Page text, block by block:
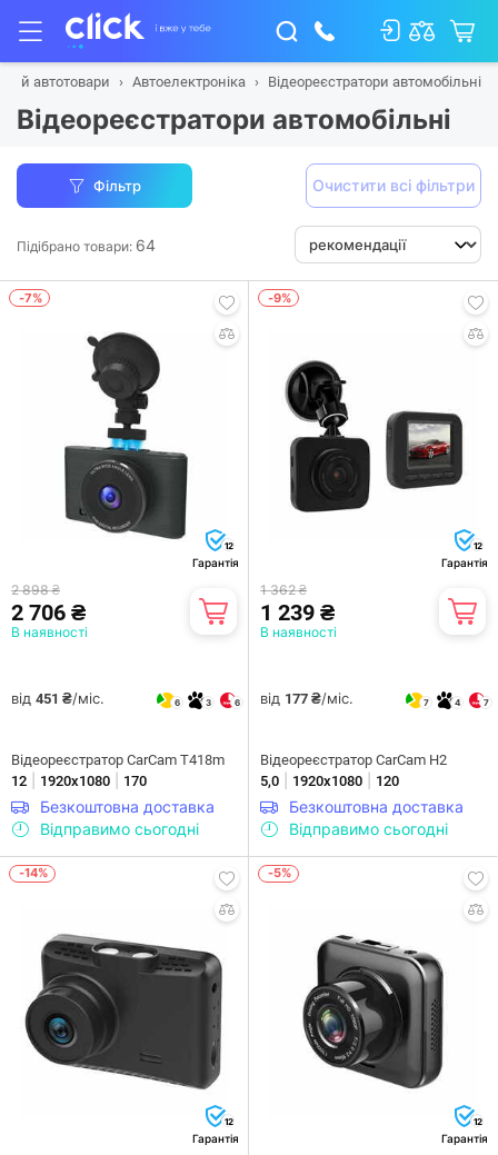
й автотовари Автоелектроніка Відеореєстратори автомобільні
Відеореєстратори автомобільні
Фільтр Очистити всі фільтри
Підібрано товари: 64
-7%
12
Гарантія
2 898 ₴
2 706 ₴
В наявності
від 451 ₴/міс. 6 3 6
Відеореєстратор CarCam T418m
12
1920x1080 170
Безкоштовна доставка
Відправимо сьогодні
-9%
12
Гарантія
1 362 ₴
1 239 ₴
В наявності
від 177 ₴/міс. 7 4 7
Відеореєстратор CarCam H2
5,0
1920x1080 120
Безкоштовна доставка
Відправимо сьогодні
-14%
12
Гарантія
-5%
12
Гарантія